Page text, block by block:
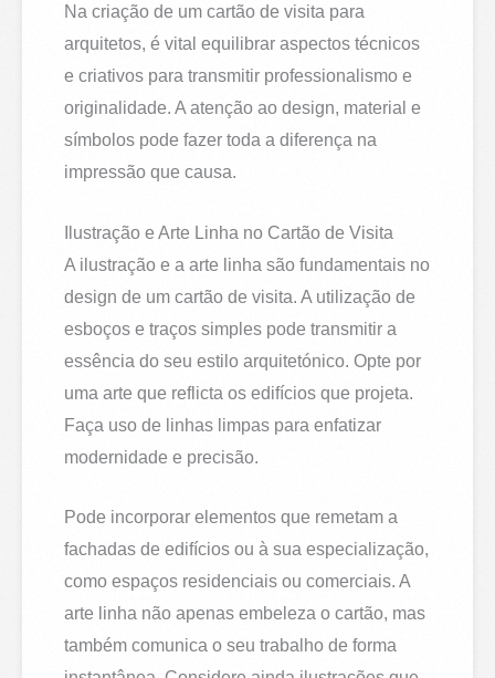
Na criação de um cartão de visita para
arquitetos, é vital equilibrar aspectos técnicos
e criativos para transmitir professionalismo e
originalidade. A atenção ao design, material e
símbolos pode fazer toda a diferença na
impressão que causa.
Ilustração e Arte Linha no Cartão de Visita
A ilustração e a arte linha são fundamentais no
design de um cartão de visita. A utilização de
esboços e traços simples pode transmitir a
essência do seu estilo arquitetónico. Opte por
uma arte que reflicta os edifícios que projeta.
Faça uso de linhas limpas para enfatizar
modernidade e precisão.
Pode incorporar elementos que remetam a
fachadas de edifícios ou à sua especialização,
como espaços residenciais ou comerciais. A
arte linha não apenas embeleza o cartão, mas
também comunica o seu trabalho de forma